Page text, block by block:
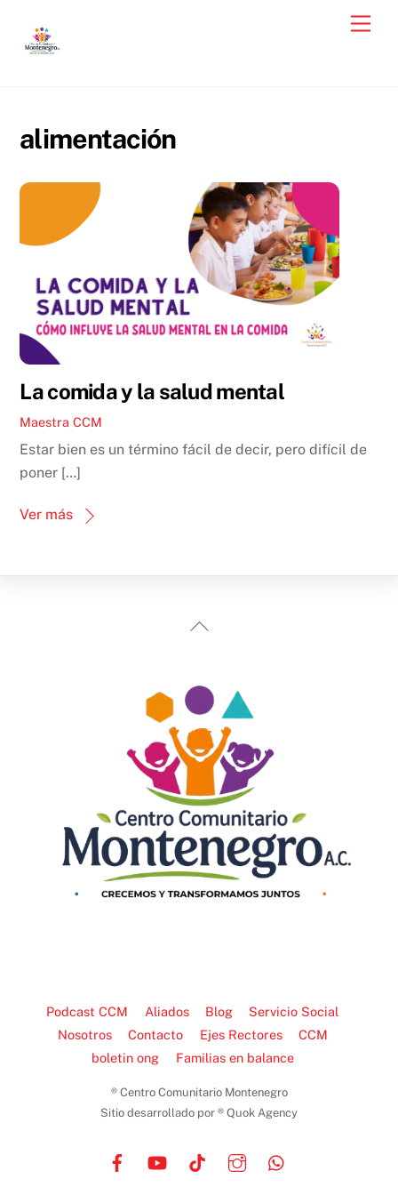
content
alimentación
La comida y la salud mental
Maestra CCM
Estar bien es un término fácil de decir, pero difícil de
poner […]
Ver más
Back
Podcast CCM Aliados Blog
Servicio Social
Nosotros
Contacto Ejes Rectores
CCM
boletin ong
Familias en balance
® Centro Comunitario Montenegro
Sitio desarrollado por ® Quok Agency
YouTube TikTok